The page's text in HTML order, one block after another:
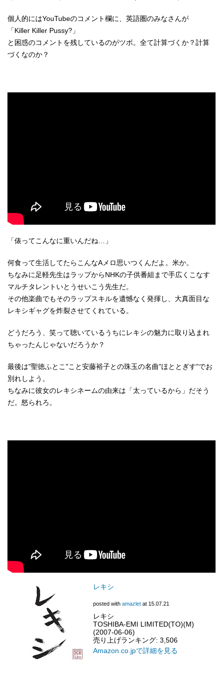
個人的にはYouTubeのコメント欄に、英語圏のみなさんが
「Killer Killer Pussy?」
と困惑のコメントを残しているのがツボ。全て計算づくか？計算
づくなのか？
「俵ってこんなに重いんだね…」
何食って生活してたらこんなAメロ思いつくんだよ。米か。
ちなみに足軽先生はラップからNHKの子供番組まで手広くこなす
マルチタレントいとうせいこう先生だ。
その他楽曲でもそのラップスキルを遺憾なく発揮し、大真面目な
レキシギャグを炸裂させてくれている。
どうだろう、笑って聴いているうちにレキシの魅力に取り込まれ
ちゃったんじゃないだろうか？
最後は"聖徳ふとこ"こと安藤裕子との珠玉の名曲"ほととぎす"でお
別れしよう。
ちなみに彼女のレキシネームの由来は「太っているから」だそう
だ。怒られろ。
レキシ
posted with amazlet at 15.07.21
レキシ
TOSHIBA-EMI LIMITED(TO)(M)
(2007-06-06)
売り上げランキング: 3,506
Amazon.co.jpで詳細を見る